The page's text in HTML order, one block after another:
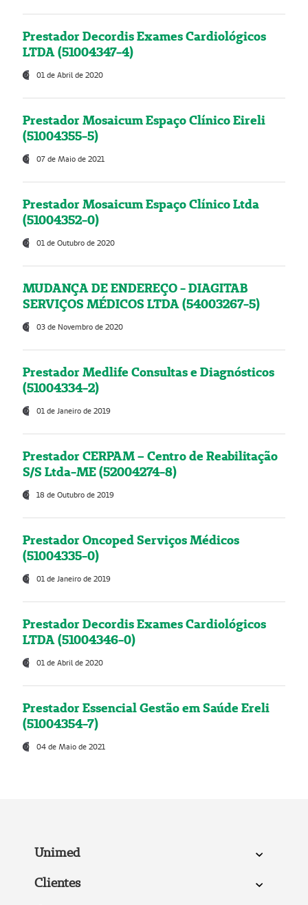
Prestador Decordis Exames Cardiológicos
LTDA (51004347-4)
01 de Abril de 2020
Prestador Mosaicum Espaço Clínico Eireli
(51004355-5)
07 de Maio de 2021
Prestador Mosaicum Espaço Clínico Ltda
(51004352-0)
01 de Outubro de 2020
MUDANÇA DE ENDEREÇO - DIAGITAB
SERVIÇOS MÉDICOS LTDA (54003267-5)
03 de Novembro de 2020
Prestador Medlife Consultas e Diagnósticos
(51004334-2)
01 de Janeiro de 2019
Prestador CERPAM – Centro de Reabilitação
S/S Ltda-ME (52004274-8)
18 de Outubro de 2019
Prestador Oncoped Serviços Médicos
(51004335-0)
01 de Janeiro de 2019
Prestador Decordis Exames Cardiológicos
LTDA (51004346-0)
01 de Abril de 2020
Prestador Essencial Gestão em Saúde Ereli
(51004354-7)
04 de Maio de 2021
Unimed
Clientes